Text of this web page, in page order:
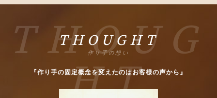
THOUGHT
作り手の想い
THOUG
HT
『作り手の固定概念を変えたのはお客様の声から』